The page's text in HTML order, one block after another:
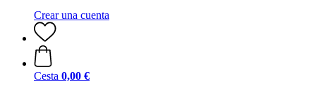
Crear una cuenta
Cesta 0,00 €